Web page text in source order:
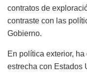
contratos de
contraste con las
Gobierno.
En política exterior,
estrecha con Estados